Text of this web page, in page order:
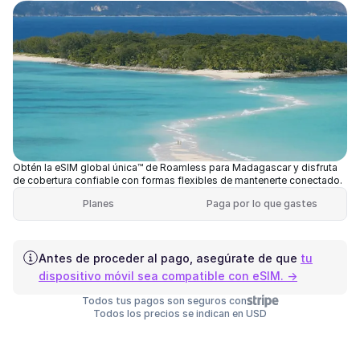
Obtén la eSIM global única™ de Roamless para Madagascar y disfruta
de cobertura confiable con formas flexibles de mantenerte conectado.
Planes
Paga por lo que gastes
Antes de proceder al pago, asegúrate de que tu
dispositivo móvil sea compatible con eSIM. →
Todos tus pagos son seguros con
Todos los precios se indican en USD